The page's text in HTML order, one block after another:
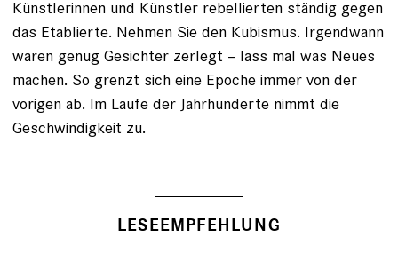
Künstlerinnen und Künstler rebellierten ständig gegen
das Etablierte. Nehmen Sie den Kubismus. Irgendwann
waren genug Gesichter zerlegt – lass mal was Neues
machen. So grenzt sich eine Epoche immer von der
vorigen ab. Im Laufe der Jahrhunderte nimmt die
Geschwindigkeit zu.
LESEEMPFEHLUNG